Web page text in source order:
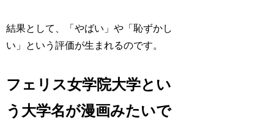
結果として、「やばい」や「恥ずかし
い」という評価が生まれるのです。
フェリス女学院大学とい
う大学名が漫画みたいで